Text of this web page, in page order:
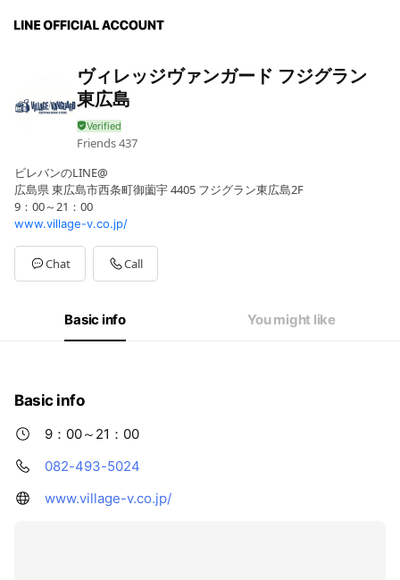
ヴィレッジヴァンガード フジグラン
東広島
Friends437
ビレバンのLINE@
広島県 東広島市西条町御薗宇 4405 フジグラン東広島2F
9：00～21：00
www.village-v.co.jp/
Chat Call
Basic info You might like
Basic info
9：00～21：00
082-493-5024
www.village-v.co.jp/